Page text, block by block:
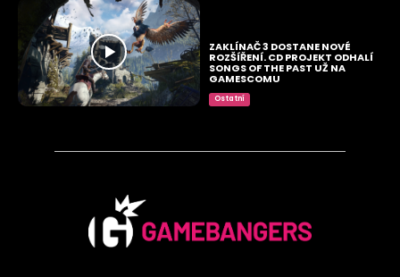
ZAKLÍNAČ 3 DOSTANE NOVÉ
ROZŠÍŘENÍ. CD PROJEKT ODHALÍ
SONGS OF THE PAST UŽ NA
GAMESCOMU
Ostatní